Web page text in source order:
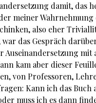
damit, das
meiner
also eher
das Gespräch
Auseinandersetzung
kam aber dieser
von Professoren,
Kann ich das
muss ich es dann